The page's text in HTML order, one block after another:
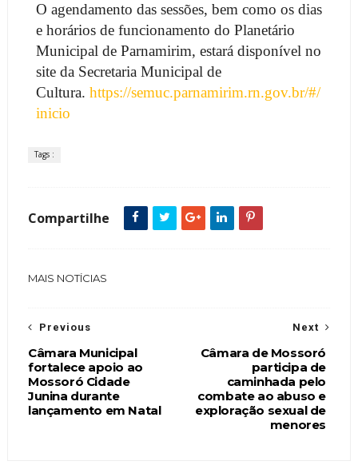
O agendamento das sessões, bem como os dias
e horários de funcionamento do Planetário
Municipal de Parnamirim, estará disponível no
site da Secretaria Municipal de
Cultura. https://semuc.parnamirim.rn.gov.br/#/
inicio
Tags :
Compartilhe
MAIS NOTÍCIAS
Next
Câmara de Mossoró
participa de
caminhada pelo
combate ao abuso e
exploração sexual de
menores
Previous
Câmara Municipal
fortalece apoio ao
Mossoró Cidade
Junina durante
lançamento em Natal